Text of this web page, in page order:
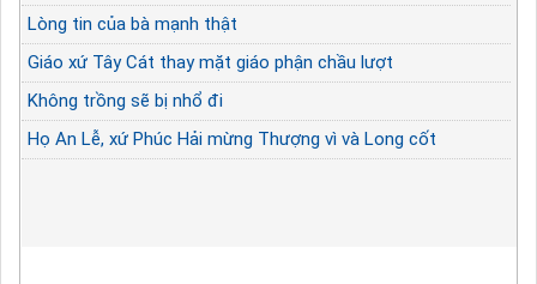
Lòng tin của bà mạnh thật
Giáo xứ Tây Cát thay mặt giáo phận chầu lượt
Không trồng sẽ bị nhổ đi
Họ An Lễ, xứ Phúc Hải mừng Thượng vì và Long cốt